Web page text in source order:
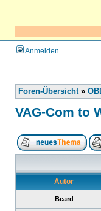
Anmelden
Foren-Übersicht»
VAG-Com to
Autor
Beard